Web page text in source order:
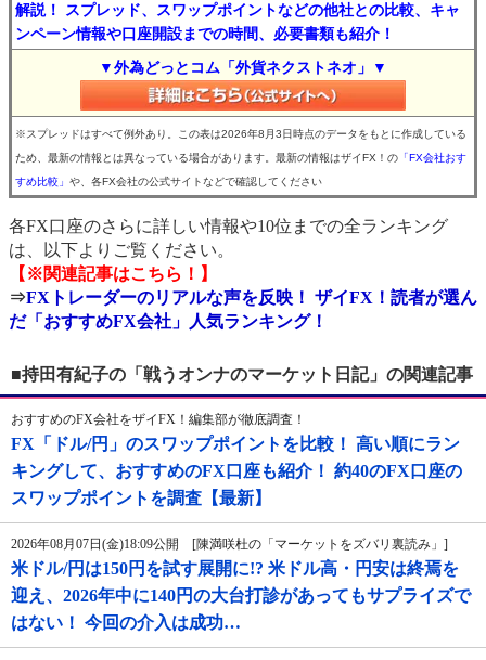
解説！ スプレッド、スワップポイントなどの他社との比較、キャ
ンペーン情報や口座開設までの時間、必要書類も紹介！
▼外為どっとコム「外貨ネクストネオ」▼
※スプレッドはすべて例外あり。この表は2026年8月3日時点のデータをもとに作成している
ため、最新の情報とは異なっている場合があります。最新の情報はザイFX！の 「FX会社おす
すめ比較」 や、各FX会社の公式サイトなどで確認してください
各FX口座のさらに詳しい情報や10位までの全ランキング
は、以下よりご覧ください。
【※関連記事はこちら！】
⇒FXトレーダーのリアルな声を反映！ ザイFX！読者が選ん
だ「おすすめFX会社」人気ランキング！
■持田有紀子の「戦うオンナのマーケット日記」の関連記事
おすすめのFX会社をザイFX！編集部が徹底調査！
FX「ドル/円」のスワップポイントを比較！ 高い順にラン
キングして、おすすめのFX口座も紹介！ 約40のFX口座の
スワップポイントを調査【最新】
2026年08月07日(金)18:09公開 [陳満咲杜の「マーケットをズバリ裏読み」]
米ドル/円は150円を試す展開に!? 米ドル高・円安は終焉を
迎え、2026年中に140円の大台打診があってもサプライズで
はない！ 今回の介入は成功…